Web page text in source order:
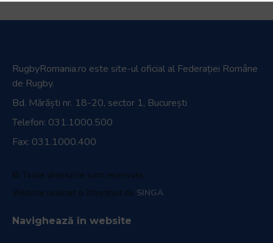
RugbyRomania.ro este site-ul oficial al Federației Române
de Rugby.
Bd. Mărăști nr. 18-20, sector 1, București
Telefon: 031.1000.500
Fax: 031.1000.400
© Toate drepturile sunt rezervate.
Website realizat și întreținut de SINGA
Navighează în website